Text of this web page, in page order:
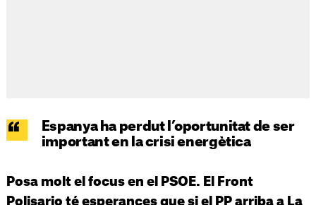
Espanya ha perdut l’oportunitat de ser
important en la crisi energètica
Posa molt el focus en el PSOE. El Front
Polisario té esperances que si el PP arriba a La